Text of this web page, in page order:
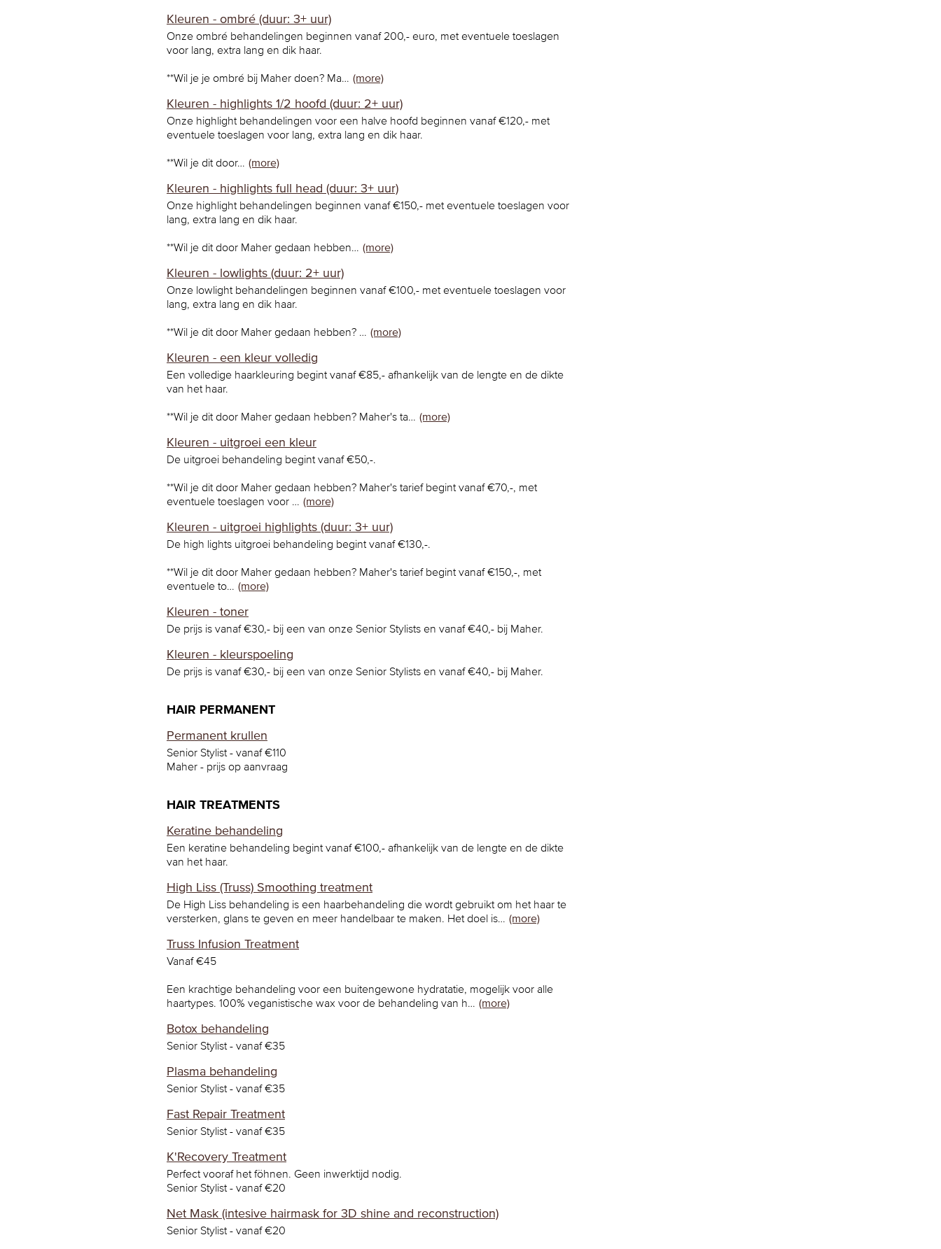
Kleuren - ombré (duur: 3+ uur)
Onze ombré behandelingen beginnen vanaf 200,- euro, met eventuele toeslagen
voor lang, extra lang en dik haar.
**Wil je je ombré bij Maher doen? Ma… (more)
Kleuren - highlights 1/2 hoofd (duur: 2+ uur)
Onze highlight behandelingen voor een halve hoofd beginnen vanaf €120,- met
eventuele toeslagen voor lang, extra lang en dik haar.
**Wil je dit door… (more)
Kleuren - highlights full head (duur: 3+ uur)
Onze highlight behandelingen beginnen vanaf €150,- met eventuele toeslagen voor
lang, extra lang en dik haar.
**Wil je dit door Maher gedaan hebben… (more)
Kleuren - lowlights (duur: 2+ uur)
Onze lowlight behandelingen beginnen vanaf €100,- met eventuele toeslagen voor
lang, extra lang en dik haar.
**Wil je dit door Maher gedaan hebben? … (more)
Kleuren - een kleur volledig
Een volledige haarkleuring begint vanaf €85,- afhankelijk van de lengte en de dikte
van het haar.
**Wil je dit door Maher gedaan hebben? Maher's ta… (more)
Kleuren - uitgroei een kleur
De uitgroei behandeling begint vanaf €50,-.
**Wil je dit door Maher gedaan hebben? Maher's tarief begint vanaf €70,-, met
eventuele toeslagen voor … (more)
Kleuren - uitgroei highlights (duur: 3+ uur)
De high lights uitgroei behandeling begint vanaf €130,-.
**Wil je dit door Maher gedaan hebben? Maher's tarief begint vanaf €150,-, met
eventuele to… (more)
Kleuren - toner
De prijs is vanaf €30,- bij een van onze Senior Stylists en vanaf €40,- bij Maher.
Kleuren - kleurspoeling
De prijs is vanaf €30,- bij een van onze Senior Stylists en vanaf €40,- bij Maher.
HAIR PERMANENT
Permanent krullen
Senior Stylist - vanaf €110
Maher - prijs op aanvraag
HAIR TREATMENTS
Keratine behandeling
Een keratine behandeling begint vanaf €100,- afhankelijk van de lengte en de dikte
van het haar.
High Liss (Truss) Smoothing treatment
De High Liss behandeling is een haarbehandeling die wordt gebruikt om het haar te
versterken, glans te geven en meer handelbaar te maken. Het doel is… (more)
Truss Infusion Treatment
Vanaf €45
Een krachtige behandeling voor een buitengewone hydratatie, mogelijk voor alle
haartypes. 100% veganistische wax voor de behandeling van h… (more)
Botox behandeling
Senior Stylist - vanaf €35
Plasma behandeling
Senior Stylist - vanaf €35
Fast Repair Treatment
Senior Stylist - vanaf €35
K'Recovery Treatment
Perfect vooraf het föhnen. Geen inwerktijd nodig.
Senior Stylist - vanaf €20
Net Mask (intesive hairmask for 3D shine and reconstruction)
Senior Stylist - vanaf €20